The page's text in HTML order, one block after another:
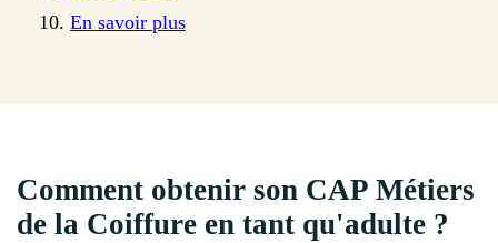
En savoir plus
Comment obtenir son CAP Métiers
de la Coiffure en tant qu'adulte ?